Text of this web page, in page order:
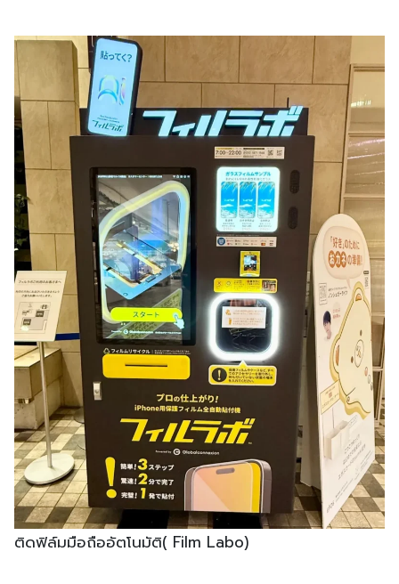
ติดฟิล์มมือถืออัตโนมัติ( Film Labo)